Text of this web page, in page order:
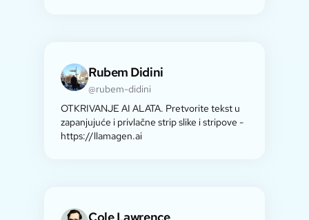
Rubem Didini
@rubem-didini
OTKRIVANJE AI ALATA. Pretvorite tekst u
zapanjujuće i privlačne strip slike i stripove -
https://llamagen.ai
Cole Lawrence